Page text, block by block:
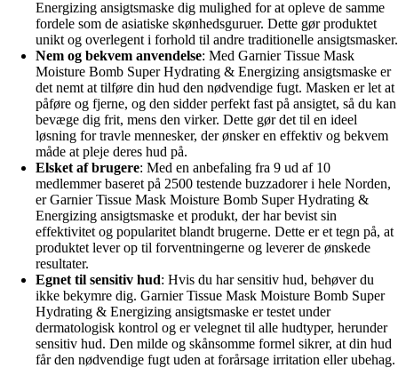
Energizing ansigtsmaske dig mulighed for at opleve de samme
fordele som de asiatiske skønhedsguruer. Dette gør produktet
unikt og overlegent i forhold til andre traditionelle ansigtsmasker.
Nem og bekvem anvendelse: Med Garnier Tissue Mask
Moisture Bomb Super Hydrating & Energizing ansigtsmaske er
det nemt at tilføre din hud den nødvendige fugt. Masken er let at
påføre og fjerne, og den sidder perfekt fast på ansigtet, så du kan
bevæge dig frit, mens den virker. Dette gør det til en ideel
løsning for travle mennesker, der ønsker en effektiv og bekvem
måde at pleje deres hud på.
Elsket af brugere: Med en anbefaling fra 9 ud af 10
medlemmer baseret på 2500 testende buzzadorer i hele Norden,
er Garnier Tissue Mask Moisture Bomb Super Hydrating &
Energizing ansigtsmaske et produkt, der har bevist sin
effektivitet og popularitet blandt brugerne. Dette er et tegn på, at
produktet lever op til forventningerne og leverer de ønskede
resultater.
Egnet til sensitiv hud: Hvis du har sensitiv hud, behøver du
ikke bekymre dig. Garnier Tissue Mask Moisture Bomb Super
Hydrating & Energizing ansigtsmaske er testet under
dermatologisk kontrol og er velegnet til alle hudtyper, herunder
sensitiv hud. Den milde og skånsomme formel sikrer, at din hud
får den nødvendige fugt uden at forårsage irritation eller ubehag.